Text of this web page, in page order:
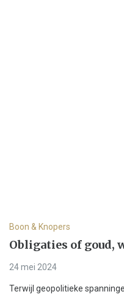
Boon & Knopers
Obligaties of goud,
24 mei 2024
Terwijl geopolitieke